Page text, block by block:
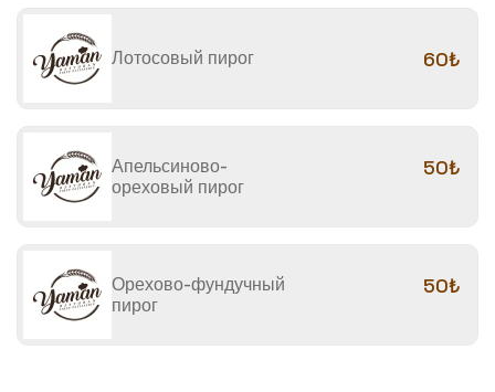
Лотосовый пирог 60₺
Апельсиново-
ореховый пирог
50₺
Орехово-фундучный
пирог
50₺